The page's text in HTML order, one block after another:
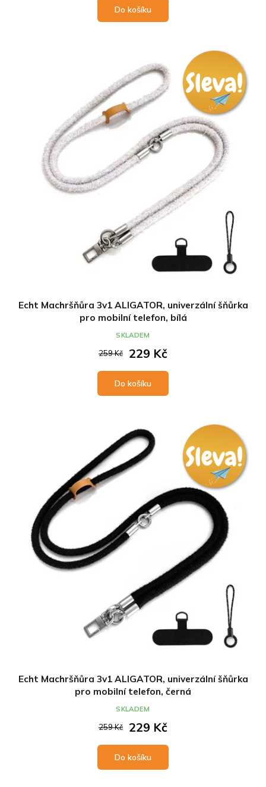
Do košíku
Echt Machršňůra 3v1 ALIGATOR, univerzální šňůrka
pro mobilní telefon, bílá
259 Kč 229 Kč
Do košíku
SKLADEM
Echt Machršňůra 3v1 ALIGATOR, univerzální šňůrka
pro mobilní telefon, černá
259 Kč 229 Kč
Do košíku
SKLADEM